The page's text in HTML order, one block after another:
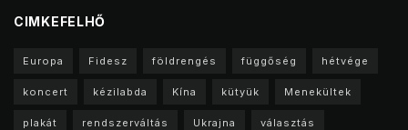
CIMKEFELHŐ
Europa Fidesz földrengés függőség hétvége
koncert kézilabda Kína kütyük Menekültek
plakát rendszerváltás Ukrajna választás